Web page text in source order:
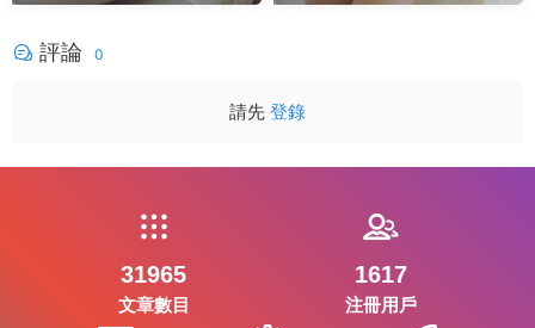
評論 0
請先 登錄
31965
文章數目
1617
注冊用戶